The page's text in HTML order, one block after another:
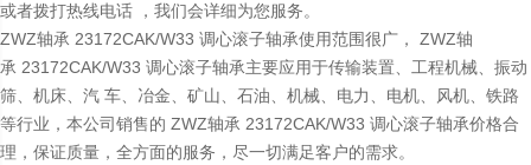
或者拨打热线电话 ，我们会详细为您服务。
ZWZ轴承 23172CAK/W33 调心滚子轴承使用范围很广， ZWZ轴
承 23172CAK/W33 调心滚子轴承主要应用于传输装置、工程机械、振动
筛、机床、汽 车、冶金、矿山、石油、机械、电力、电机、风机、铁路
等行业，本公司销售的 ZWZ轴承 23172CAK/W33 调心滚子轴承价格合
理，保证质量，全方面的服务，尽一切满足客户的需求。